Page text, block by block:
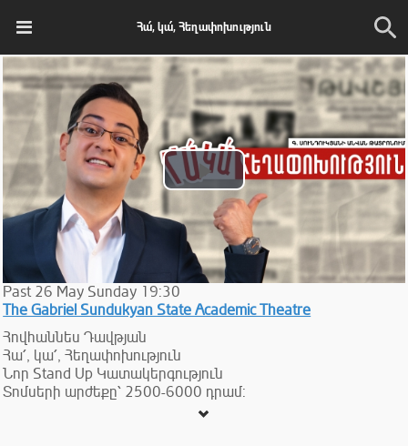
Հա՛, կա՛, Հեղափոխություն
Play
Video
Past 26 May Sunday 19:30
The Gabriel Sundukyan State Academic Theatre
Հովհաննես Դավթյան
Հա՛, կա՛, Հեղափոխություն
Նոր Stand Up Կատակերգություն
Տոմսերի արժեքը՝ 2500-6000 դրամ: